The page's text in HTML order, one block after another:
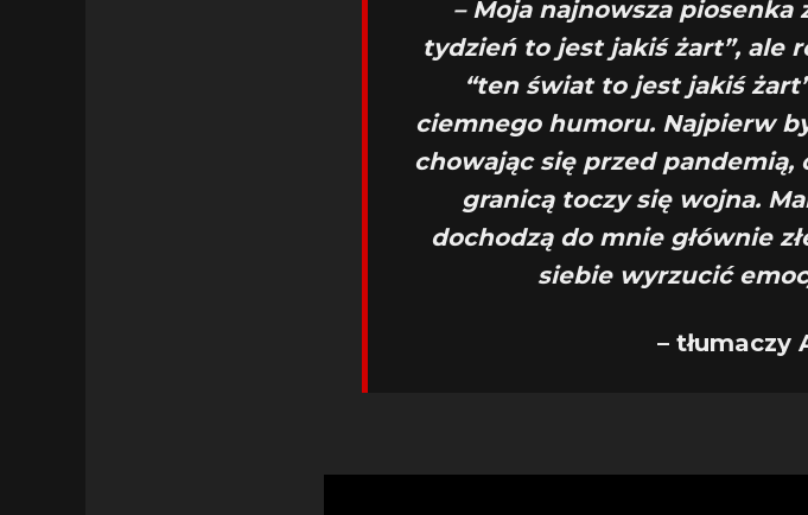
– Moja najnowsza piosenka
tydzień to jest jakiś żart”, ale
“ten świat to jest jakiś
ciemnego humoru. Najpierw
chowając się przed pandemią,
granicą toczy się wojna.
dochodzą do mnie głównie
siebie wyrzucić
– tłumaczy